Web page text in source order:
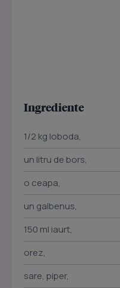
Ingrediente
1/2 kg loboda,
un litru de bors,
o ceapa,
un galbenus,
150 ml iaurt,
orez,
sare, piper,